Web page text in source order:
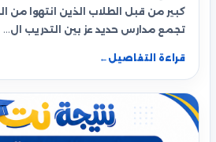
كبير من قبل الطلاب الذين انتهوا من
تجمع مدارس حديد عز بين التدريب ال…
قراءة التفاصيل ←